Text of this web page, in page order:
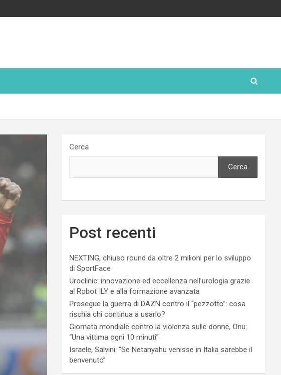
Cerca
Cerca
Post recenti
NEXTING, chiuso round da oltre 2 milioni per lo sviluppo
di SportFace
Uroclinic: innovazione ed eccellenza nell’urologia grazie
al Robot ILY e alla formazione avanzata
Prosegue la guerra di DAZN contro il “pezzotto”: cosa
rischia chi continua a usarlo?
Giornata mondiale contro la violenza sulle donne, Onu:
“Una vittima ogni 10 minuti”
Israele, Salvini: “Se Netanyahu venisse in Italia sarebbe il
benvenuto”